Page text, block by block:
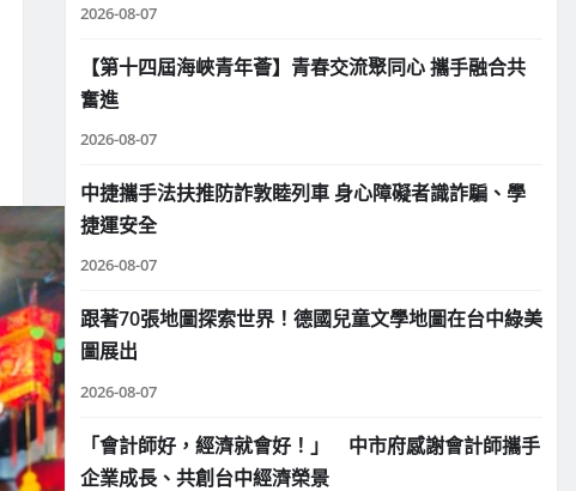
2026-08-07
【第十四屆海峽青年薈】青春交流聚同心 攜手融合共
奮進
2026-08-07
中捷攜手法扶推防詐敦睦列車 身心障礙者識詐騙、學
捷運安全
2026-08-07
跟著70張地圖探索世界！德國兒童文學地圖在台中綠美
圖展出
2026-08-07
「會計師好，經濟就會好！」 中市府感謝會計師攜手
企業成長、共創台中經濟榮景